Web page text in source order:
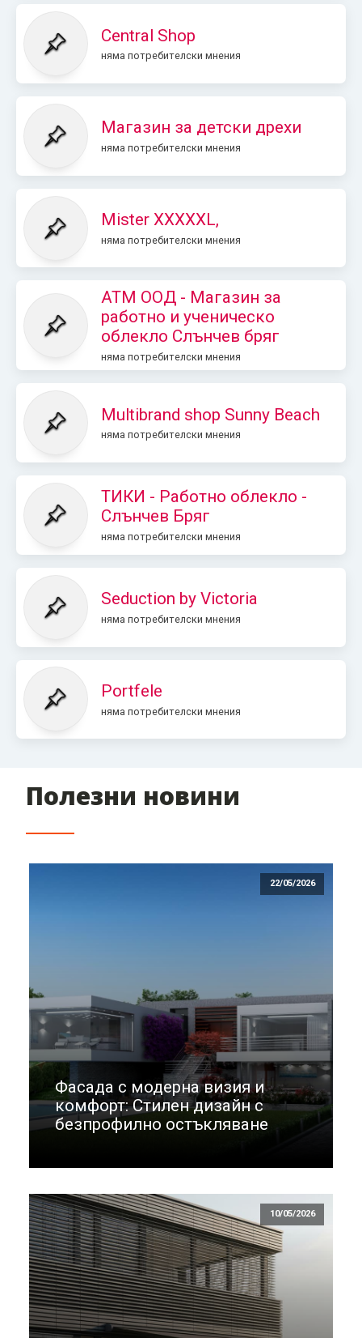
Central Shop
няма потребителски мнения
Магазин за детски дрехи
няма потребителски мнения
Mister XXXXXL,
няма потребителски мнения
АТМ ООД - Магазин за
работно и ученическо
облекло Слънчев бряг
няма потребителски мнения
Multibrand shop Sunny Beach
няма потребителски мнения
ТИКИ - Работно облекло -
Слънчев Бряг
няма потребителски мнения
Seduction by Victoria
няма потребителски мнения
Portfele
няма потребителски мнения
Полезни новини
22/05/2026
Фасада с модерна визия и
комфорт: Стилен дизайн с
безпрофилно остъкляване
10/05/2026